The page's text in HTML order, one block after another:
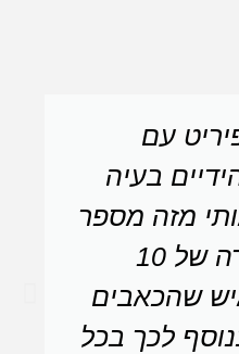
עם
בעיה
מזה מספר
שנים ולאחר סדרה של 10
שהכאבים
לכך בכל